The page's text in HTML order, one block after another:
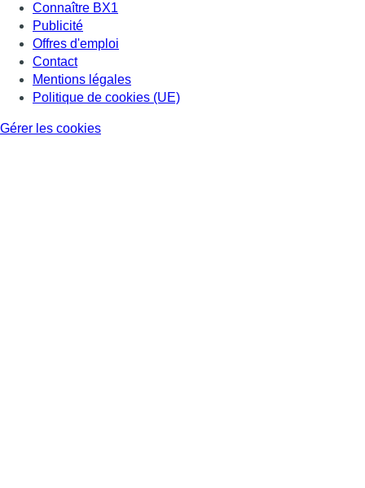
Connaître BX1
Publicité
Offres d'emploi
Contact
Mentions légales
Politique de cookies (UE)
Gérer les cookies